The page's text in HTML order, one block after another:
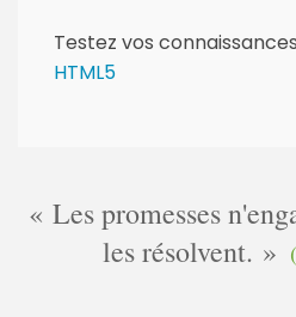
Testez vos
HTML5
Les promesses
les résolvent.